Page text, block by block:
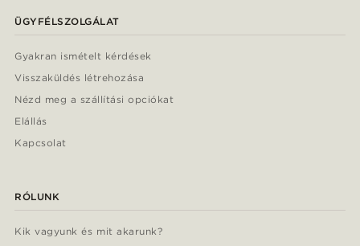
ÜGYFÉLSZOLGÁLAT
Gyakran ismételt kérdések
Visszaküldés létrehozása
Nézd meg a szállítási opciókat
Elállás
Kapcsolat
RÓLUNK
Kik vagyunk és mit akarunk?